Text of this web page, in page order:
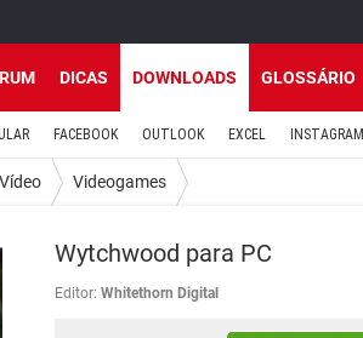
DICAS DOWNLOADS GLOSSÁRIO
FACEBOOK OUTLOOK EXCEL INSTAGRAM
Vídeo Videogames
Wytchwood para PC
Editor: Whitethorn Digital